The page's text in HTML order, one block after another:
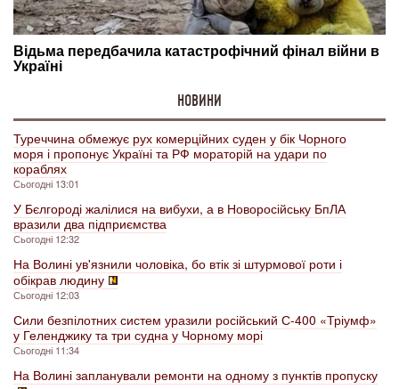
НОВИНИ
Туреччина обмежує рух комерційних суден у бік Чорного
моря і пропонує Україні та РФ мораторій на удари по
кораблях
Сьогодні 13:01
У Бєлгороді жалілися на вибухи, а в Новоросійську БпЛА
вразили два підприємства
Сьогодні 12:32
На Волині ув'язнили чоловіка, бо втік зі штурмової роти і
обікрав людину
Сьогодні 12:03
Сили безпілотних систем уразили російський С-400 «Тріумф»
у Геленджику та три судна у Чорному морі
Сьогодні 11:34
На Волині запланували ремонти на одному з пунктів пропуску